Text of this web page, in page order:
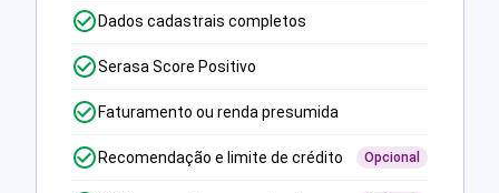
Dados cadastrais completos
Serasa Score Positivo
Faturamento ou renda presumida
Recomendação e limite de crédito Opcional